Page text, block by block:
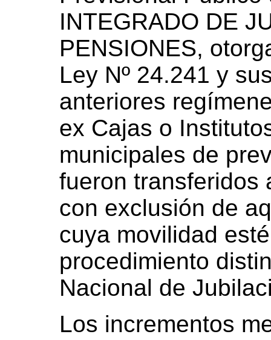
INTEGRADO DE
PENSIONES,
Ley Nº 24.241 y
anteriores
ex Cajas o
municipales de
fueron transferidos
con exclusión de
cuya movilidad
procedimiento
Nacional de
Los incrementos